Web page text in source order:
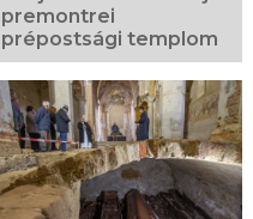
premontrei
prépostsági templom